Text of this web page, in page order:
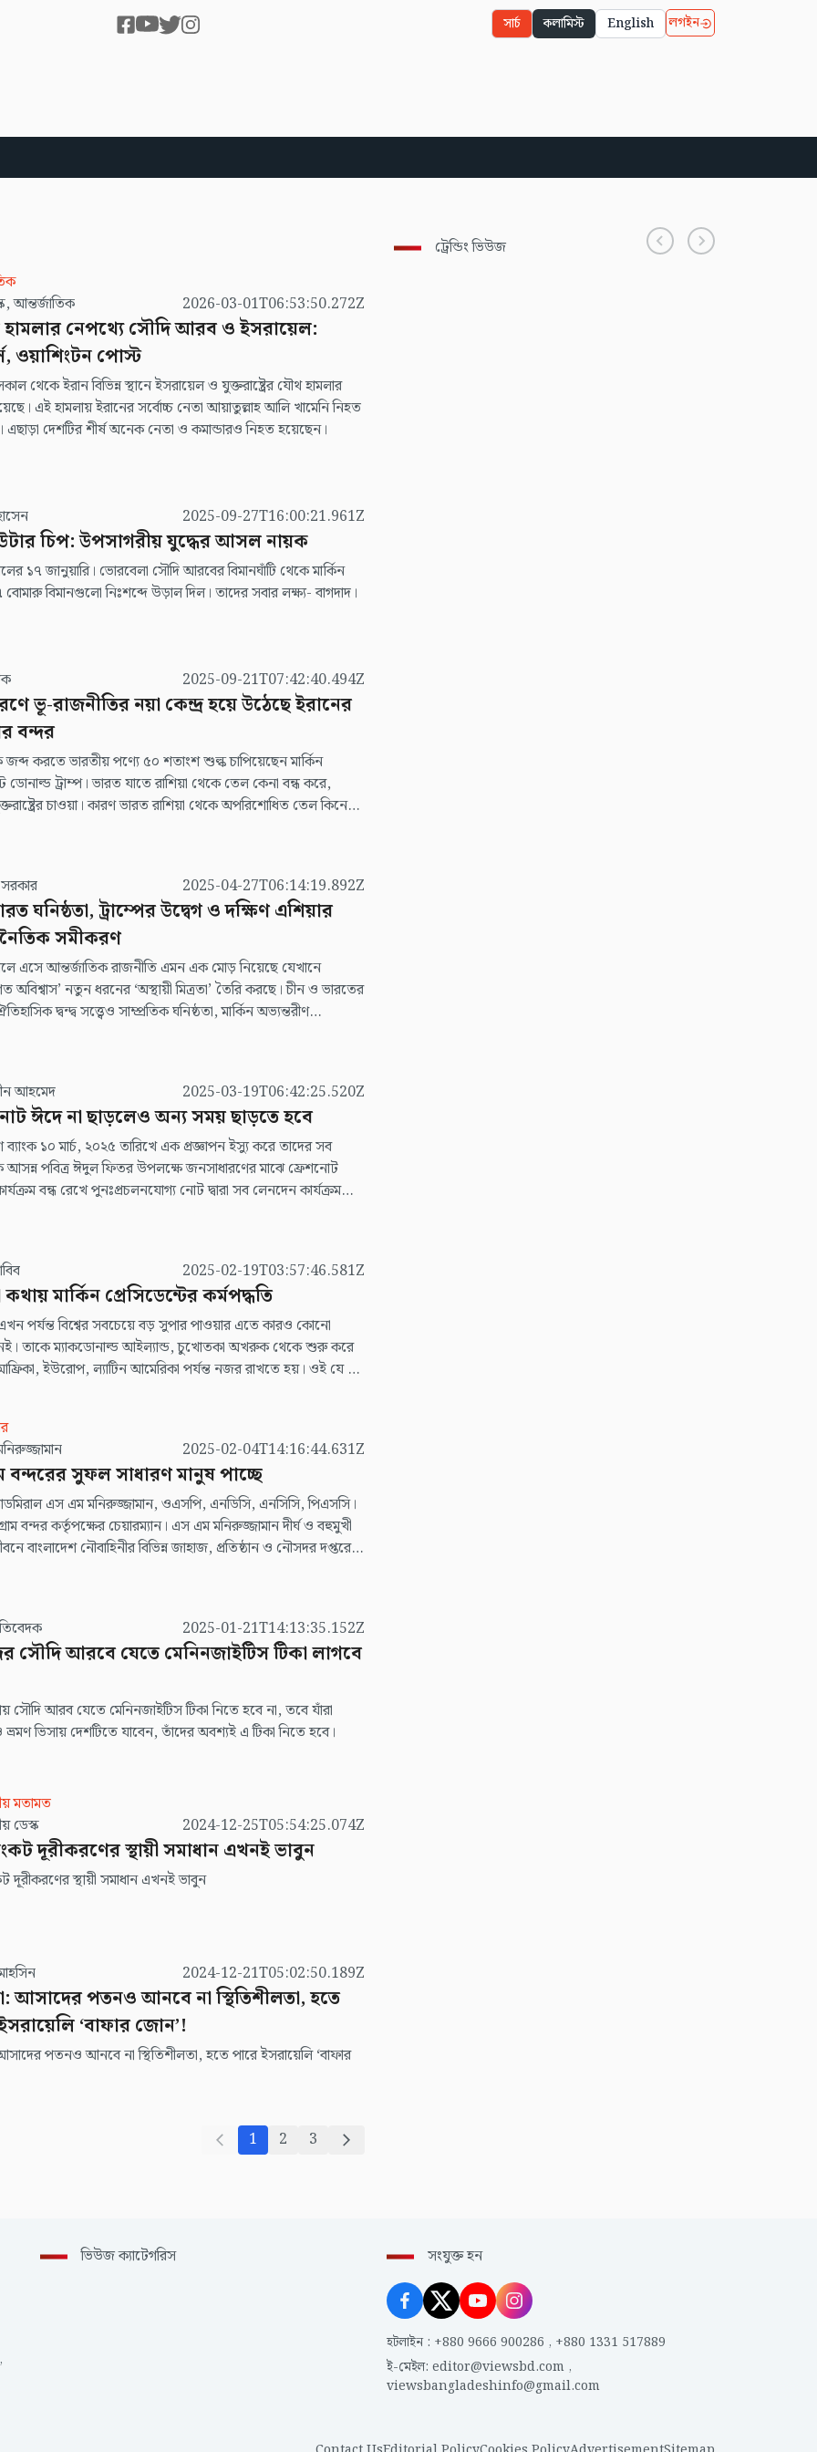
সার্চ কলামিস্ট English লগইন
ভিবি ডেস্ক, আন্তর্জাতিক
2026-03-01T06:53:50.272Z
হামলার নেপথ্যে সৌদি আরব ও ইসরায়েল:
ওয়াশিংটন পোস্ট
থেকে ইরান বিভিন্ন স্থানে ইসরায়েল ও যুক্তরাষ্ট্রের যৌথ হামলার
এই হামলায় ইরানের সর্বোচ্চ নেতা আয়াতুল্লাহ আলি খামেনি নিহত
এছাড়া দেশটির শীর্ষ অনেক নেতা ও কমান্ডারও নিহত হয়েছেন।
হোসেন
2025-09-27T16:00:21.961Z
চিপ: উপসাগরীয় যুদ্ধের আসল নায়ক
১৭ জানুয়ারি। ভোরবেলা সৌদি আরবের বিমানঘাঁটি থেকে মার্কিন
বিমানগুলো নিঃশব্দে উড়াল দিল। তাদের সবার লক্ষ্য- বাগদাদ।
2025-09-21T07:42:40.494Z
ভূ-রাজনীতির নয়া কেন্দ্র হয়ে উঠেছে ইরানের
বন্দর
জব্দ করতে ভারতীয় পণ্যে ৫০ শতাংশ শুল্ক চাপিয়েছেন মার্কিন
ডোনাল্ড ট্রাম্প। ভারত যাতে রাশিয়া থেকে তেল কেনা বন্ধ করে,
চাওয়া। কারণ ভারত রাশিয়া থেকে অপরিশোধিত তেল কিনে
রাশিয়া ইউক্রেন যুদ্ধ চালিয়ে যেতে সক্ষম হচ্ছে। এবার ইরানকে
মার্কিন যুক্তরাষ্ট্র নতুন কৌশল নিয়ে আগাচ্ছে। ইরানের চাবাহার
ব্যবহার করবে তাদের ওপর জরিমানা বা নিষেধাজ্ঞা আরোপ করতে
বাণিজ্যিক ও কৌশলগত কারণে ভারতের কাছে ইরানের চাবাহার
খুবই গুরুত্বপূর্ণ। বর্তমানে ১০ বছরের চুক্তিতে ইরানের সঙ্গে যৌথভাবে
পরিচালনা করছে ভারত।
চিররঞ্জন সরকার
2025-04-27T06:14:19.892Z
ঘনিষ্ঠতা, ট্রাম্পের উদ্বেগ ও দক্ষিণ এশিয়ার
সমীকরণ
এসে আন্তর্জাতিক রাজনীতি এমন এক মোড় নিয়েছে যেখানে
অবিশ্বাস’ নতুন ধরনের ‘অস্থায়ী মিত্রতা’ তৈরি করছে। চীন ও ভারতের
দ্বন্দ্ব সত্ত্বেও সাম্প্রতিক ঘনিষ্ঠতা, মার্কিন অভ্যন্তরীণ
অবস্থানের গুরুত্ব- এই সমীকরণগুলো দিন দিন জটিল হয়ে উঠছে।
মধ্যে ২০২০ সালের গ্যালওয়ান উপত্যকার সংঘর্ষের পর দ্বিপক্ষীয়
তিক্ত; কিন্তু বিগত এক বছরে ব্রিকস (BRICS) শীর্ষ বৈঠক, সাংহাই
অর্গানাইজেশন (SCO), এবং দ্বিপক্ষীয় সীমান্ত আলোচনা চীন-
নতুন এক ‘পরিকল্পিত সহাবস্থান’-এ পরিণত করছে।
জিয়াউদ্দীন আহমেদ
2025-03-19T06:42:25.520Z
ঈদে না ছাড়লেও অন্য সময় ছাড়তে হবে
ব্যাংক ১০ মার্চ, ২০২৫ তারিখে এক প্রজ্ঞাপন ইস্যু করে তাদের সব
পবিত্র ঈদুল ফিতর উপলক্ষে জনসাধারণের মাঝে ফ্রেশনোট
বন্ধ রেখে পুনঃপ্রচলনযোগ্য নোট দ্বারা সব লেনদেন কার্যক্রম
সঙ্গেও ফ্রেশনোট বিনিময় কার্যক্রম বন্ধ রাখতে বলেছে। অর্থাৎ আসন্ন
কোনো ফ্রেশনোট ছাড়া হচ্ছে না; কিন্তু এই প্রজ্ঞাপন জারির কিছুদিন
ব্যাংক আরেকটি প্রজ্ঞাপনের মাধ্যমে ১৯ মার্চ থেকে ফ্রেশনোট ইস্যু
ঘোষণা দিয়েছিল। অল্প সময়ের ব্যবধানে পরস্পরবিরোধী প্রজ্ঞাপন
হয়, বাংলাদেশ ব্যাংক তাদের গৃহীত পরিকল্পনা থেকে সরে
হয়েছে।
হাবিব
2025-02-19T03:57:46.581Z
মার্কিন প্রেসিডেন্টের কর্মপদ্ধতি
এখন পর্যন্ত বিশ্বের সবচেয়ে বড় সুপার পাওয়ার এতে কারও কোনো
তাকে ম্যাকডোনাল্ড আইল্যান্ড, চুখোতকা অখরুক থেকে শুরু করে
ইউরোপ, ল্যাটিন আমেরিকা পর্যন্ত নজর রাখতে হয়। ওই যে দুটি
কৌশলগত অবস্থান, বেনিফিট সম্পর্কে নিয়মিত পলিসি অবলম্বন করতে
এম মনিরুজ্জামান
2025-02-04T14:16:44.631Z
বন্দরের সুফল সাধারণ মানুষ পাচ্ছে
এস এম মনিরুজ্জামান, ওএসপি, এনডিসি, এনসিসি, পিএসসি।
বন্দর কর্তৃপক্ষের চেয়ারম্যান। এস এম মনিরুজ্জামান দীর্ঘ ও বহুমুখী
বাংলাদেশ নৌবাহিনীর বিভিন্ন জাহাজ, প্রতিষ্ঠান ও নৌসদর দপ্তরে
পর বন্দরের সমস্যা, সম্ভাবনা ও পরিকল্পনাসহ নানা বিষয় নিয়ে
ভিউজ বাংলাদেশের পক্ষ থেকে তার সাক্ষাৎকার নিয়েছেন
প্রতিবেদক
2025-01-21T14:13:35.152Z
সৌদি আরবে যেতে মেনিনজাইটিস টিকা লাগবে
সৌদি আরব যেতে মেনিনজাইটিস টিকা নিতে হবে না, তবে যাঁরা
ভিসায় দেশটিতে যাবেন, তাঁদের অবশ্যই এ টিকা নিতে হবে।
মতামত
সম্পাদকীয় ডেস্ক
2024-12-25T05:54:25.074Z
দূরীকরণের স্থায়ী সমাধান এখনই ভাবুন
দূরীকরণের স্থায়ী সমাধান এখনই ভাবুন
2024-12-21T05:02:50.189Z
আসাদের পতনও আনবে না স্থিতিশীলতা, হতে
‘বাফার জোন’!
পতনও আনবে না স্থিতিশীলতা, হতে পারে ইসরায়েলি ‘বাফার
1 2 3
ট্রেন্ডিং ভিউজ
ভিউজ ক্যাটেগরিস সংযুক্ত হন
হটলাইন : +880 9666 900286 , +880 1331 517889
ই-মেইল: editor@viewsbd.com,
viewsbangladeshinfo@gmail.com